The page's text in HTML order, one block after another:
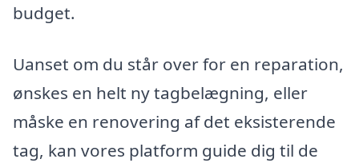
budget.
Uanset om du står over for en reparation,
ønskes en helt ny tagbelægning, eller
måske en renovering af det eksisterende
tag, kan vores platform guide dig til de